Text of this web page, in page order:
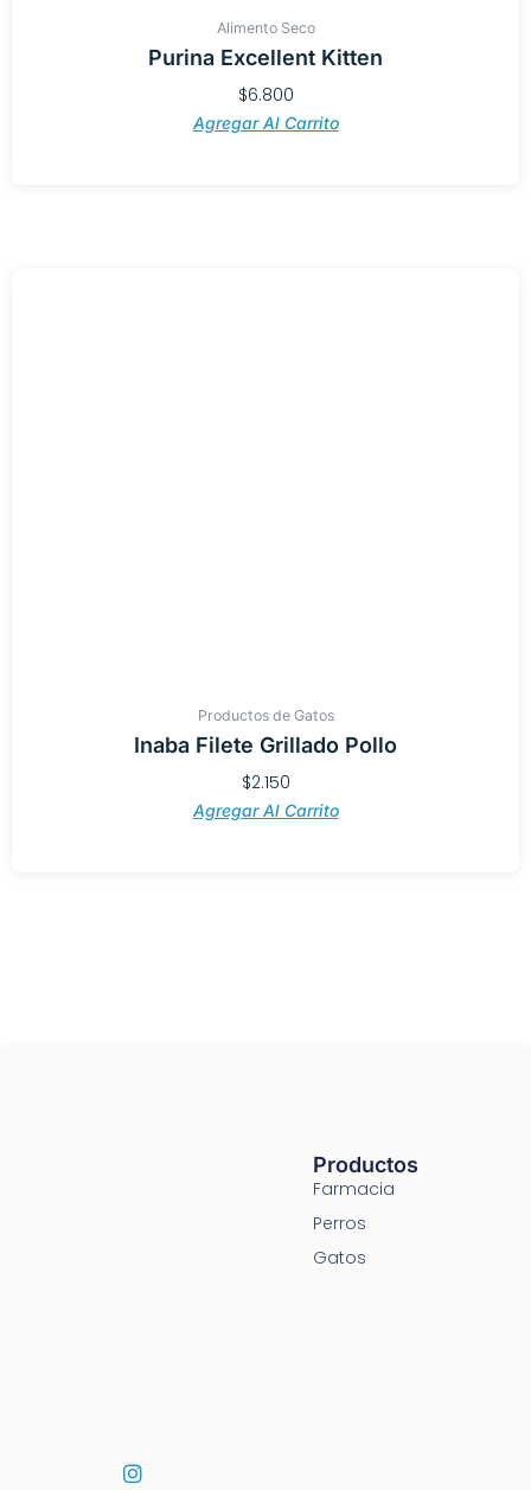
Alimento Seco
Purina Excellent Kitten
$6.800
Agregar Al Carrito
Productos de Gatos
Inaba Filete Grillado Pollo
$2.150
Agregar Al Carrito
I
Productos
Farmacia
Perros
Gatos